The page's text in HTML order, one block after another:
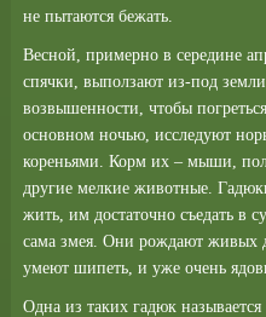
не пытаются бежать.
Весной, примерно в середине
спячки, выползают из-под
возвышенности, чтобы
основном ночью, исследуют
кореньями. Корм их – мыши,
другие мелкие животные.
жить, им достаточно съедать в
сама змея. Они рождают живых
умеют шипеть, и уже очень
Одна из таких гадюк